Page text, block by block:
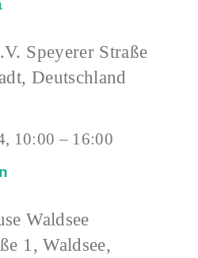
Speyerer Straße
Deutschland
10:00 – 16:00
Waldsee
1, Waldsee,